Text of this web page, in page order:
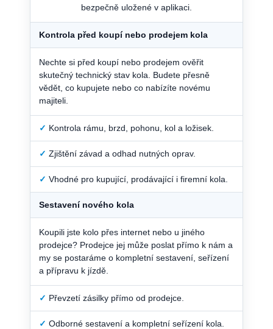
bezpečně uložené v aplikaci.
Kontrola před koupí nebo prodejem kola
Nechte si před koupí nebo prodejem ověřit
skutečný technický stav kola. Budete přesně
vědět, co kupujete nebo co nabízíte novému
majiteli.
✓ Kontrola rámu, brzd, pohonu, kol a ložisek.
✓ Zjištění závad a odhad nutných oprav.
✓ Vhodné pro kupující, prodávající i firemní kola.
Sestavení nového kola
Koupili jste kolo přes internet nebo u jiného
prodejce? Prodejce jej může poslat přímo k nám a
my se postaráme o kompletní sestavení, seřízení
a přípravu k jízdě.
✓ Převzetí zásilky přímo od prodejce.
✓ Odborné sestavení a kompletní seřízení kola.